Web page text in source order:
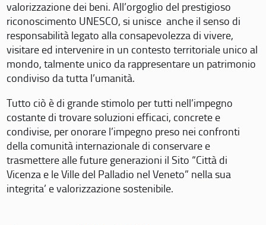
valorizzazione dei beni. All’orgoglio del prestigioso
riconoscimento UNESCO, si unisce anche il senso di
responsabilità legato alla consapevolezza di vivere,
visitare ed intervenire in un contesto territoriale unico al
mondo, talmente unico da rappresentare un patrimonio
condiviso da tutta l’umanità.
Tutto ciò è di grande stimolo per tutti nell’impegno
costante di trovare soluzioni efficaci, concrete e
condivise, per onorare l’impegno preso nei confronti
della comunità internazionale di conservare e
trasmettere alle future generazioni il Sito “Città di
Vicenza e le Ville del Palladio nel Veneto” nella sua
integrita’ e valorizzazione sostenibile.